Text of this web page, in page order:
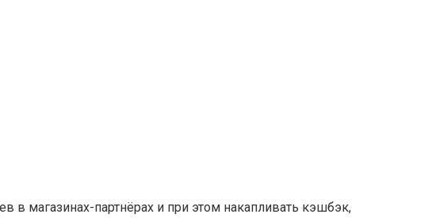
в магазинах-партнёрах и при этом накапливать кэшбэк,